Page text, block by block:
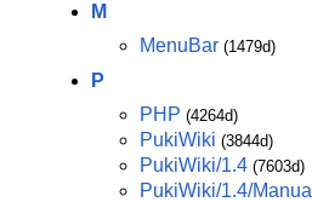
M
MenuBar (1479d)
P
PHP (4264d)
PukiWiki (3844d)
PukiWiki/1.4 (7603d)
PukiWiki/1.4/Manual